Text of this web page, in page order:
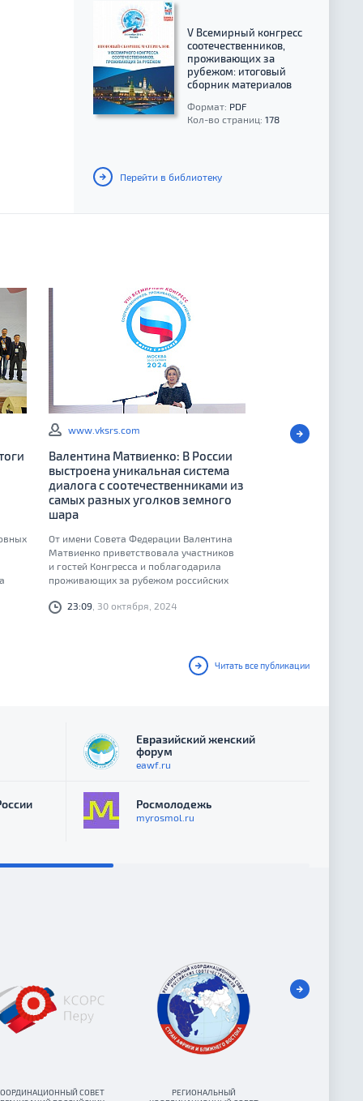
V Всемирный конгресс
соотечественников,
проживающих за
рубежом: итоговый
сборник материалов
Формат: PDF
Кол-во страниц: 178
Перейти в библиотеку
www.vksrs.com
Валентина Матвиенко: В России
выстроена уникальная система
диалога с соотечественниками из
самых разных уголков земного
шара
От имени Совета Федерации Валентина
Матвиенко приветствовала участников
и гостей Конгресса и поблагодарила
проживающих за рубежом российских
контактов с Россией
23:09 , 30 октября, 2024
Читать все публикации
Евразийский женский
форум
eawf.ru
Росмолодежь
myrosmol.ru
СОВЕТ
РЕГИОНАЛЬНЫЙ